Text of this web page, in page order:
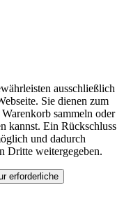
ausschließlich
Sie dienen zum
sammeln oder
kannst. Ein Rückschluss
und dadurch
Dritte weitergegeben.
erforderliche